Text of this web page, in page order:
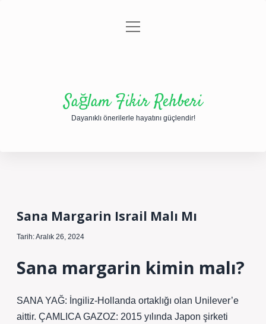
Gizlilik Politikası
menüyü
Sağlam Fikir Rehberi
Dayanıklı önerilerle hayatını güçlendir!
Sana Margarin Israil Malı Mı
Tarih: Aralık 26, 2024
Sana margarin kimin malı?
SANA YAĞ: İngiliz-Hollanda ortaklığı olan Unilever’e
aittir. ÇAMLICA GAZOZ: 2015 yılında Japon şirketi